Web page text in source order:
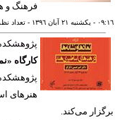
فرهنگ و
- يکشنبه ٢١ آبان ١٣٩٦ - تعداد نظرات
پژوهشكده
کارگاه
پژوهشكده
هنرهای
می‌كند.